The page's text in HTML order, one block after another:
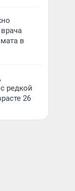
в
редкой
26